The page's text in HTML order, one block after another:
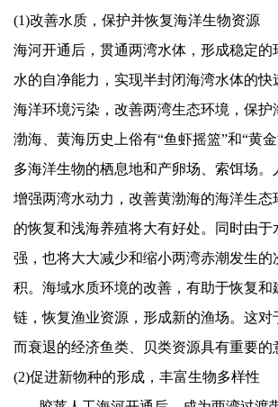
(1)改善水质，保护并恢复海洋生物资源
海河开通后，贯通两湾水体，形成稳定的
水的自净能力，实现半封闭海湾水体的快
海洋环境污染，改善两湾生态环境，保护
渤海、黄海历史上俗有“鱼虾摇篮”和“黄
多海洋生物的栖息地和产卵场、索饵场。
增强两湾水动力，改善黄渤海的海洋生态
的恢复和浅海养殖将大有好处。同时由于
强，也将大大减少和缩小两湾赤潮发生的
积。海域水质环境的改善，有助于恢复和
链，恢复渔业资源，形成新的渔场。这对
而衰退的经济鱼类、贝类资源具有重要的
(2)促进新物种的形成，丰富生物多样性